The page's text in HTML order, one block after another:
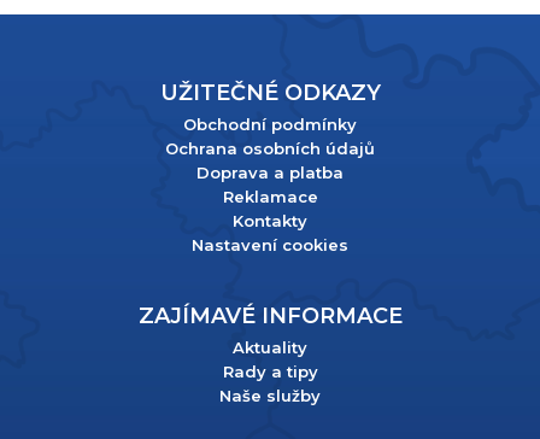
UŽITEČNÉ ODKAZY
Obchodní podmínky
Ochrana osobních údajů
Doprava a platba
Reklamace
Kontakty
Nastavení cookies
ZAJÍMAVÉ INFORMACE
Aktuality
Rady a tipy
Naše služby